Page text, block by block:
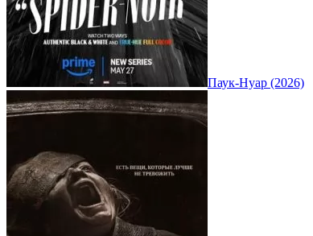
Паук-Нуар (2026)